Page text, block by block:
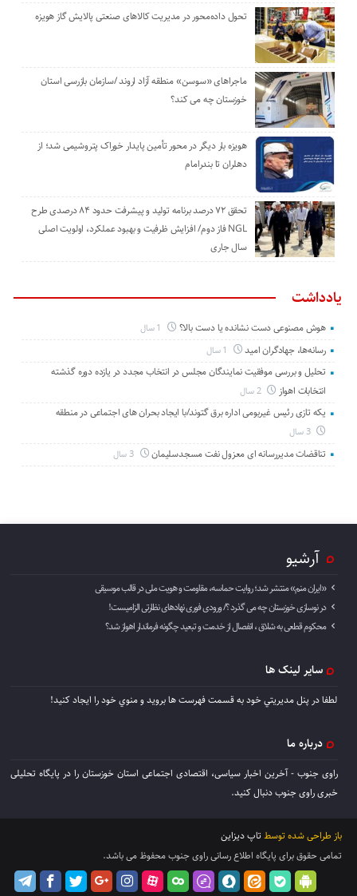
تحول داده‌محور در مدیریت کالاهای صنعتی پالایش گاز هویزه
ماجراهای «سوسن» منطقه آزاد اروند /سازمان بازرسی استان
خوزستان چه می کند؟
هویزه بار دیگر در محور تأمین پایدار خوراک پتروشیمی شد؛ از
دهلران تا بندرامام
تحقق ۷۲ درصد برنامه تولید و پیشرفت حدود ۸۴ درصدی طرح
NGL فاز دوم/ افزایش ظرفیت و بهبود عملکرد، اولویت اصلی
سال جاری
یادداشت
هوش مصنوعی دست نشانده یا دست بالا؟
رسانه‌ها، جهادگران امید
تحلیل و بررسی موفقیت نمایندگان مجلس در انتخاب مجدد در یازده دوره گذشته
انتخابات اهواز
2 سال
یکه تازی رئیس غیربومی اداره برق گتوند/با ایجاد بحران های اجتماعی در منطقه
3 سال
تناقضات مدیررسانه ای معزول نفت مسجدسلیمان 3 سال
آرشیو
«ایران منم» منتشر شد؛ روایت حماسه، مقاومت و هویت ملی در قالب موسیقی
در نوسازی خوزستان چه می گذرد ؟/ ورودی فوری نهادهای نظارتی الزامیست!
محکوم قطعی به شلاق ، انفصال از خدمت و تبعید چگونه فرماندار اهواز شد؟
سایر لینک ها
لطفا در پنل مديريتي خود به قسمت فهرست ها برويد و منوي خود را ايجاد كنيد!
درباره ما
راوی جنوب - آخرین اخبار سیاسی، اقتصادی اجتماعی استان خوزستان را در پایگاه تحلیلی
خبری راوی جنوب دنبال کنید.
باز طراحی شده توسط تاپ دیزاین
تمامی حقوق برای پایگاه اطلاع رسانی راوی جنوب محفوظ می باشد.